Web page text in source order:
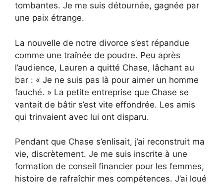
tombantes. Je me suis détournée, gagnée par
une paix étrange.
La nouvelle de notre divorce s’est répandue
comme une traînée de poudre. Peu après
l’audience, Lauren a quitté Chase, lâchant au
bar : « Je ne suis pas là pour aimer un homme
fauché. » La petite entreprise que Chase se
vantait de bâtir s’est vite effondrée. Les amis
qui trinvaient avec lui ont disparu.
Pendant que Chase s’enlisait, j’ai reconstruit ma
vie, discrètement. Je me suis inscrite à une
formation de conseil financier pour les femmes,
histoire de rafraîchir mes compétences. J’ai loué